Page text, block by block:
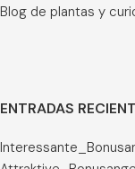
Blog de plantas y
ENTRADAS